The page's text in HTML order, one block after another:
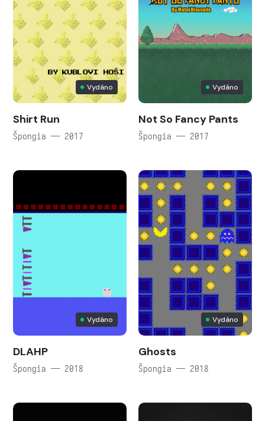
Vydáno
Shirt Run
Špongia — 2017
Vydáno
Not So Fancy Pants
Špongia — 2017
Vydáno
DLAHP
Špongia — 2018
Vydáno
Ghosts
Špongia — 2018